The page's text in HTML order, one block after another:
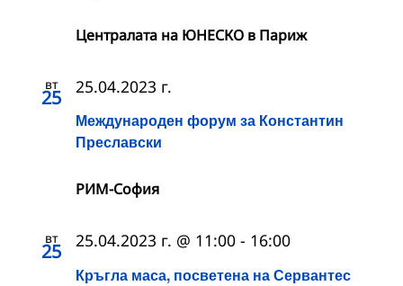
Централата на ЮНЕСКО в Париж
вт
25
Международен форум за Константин
Преславски
25.04.2023 г.
РИМ-София
вт
25
Кръгла маса, посветена на Сервантес
25.04.2023 г. @ 11:00 - 16:00